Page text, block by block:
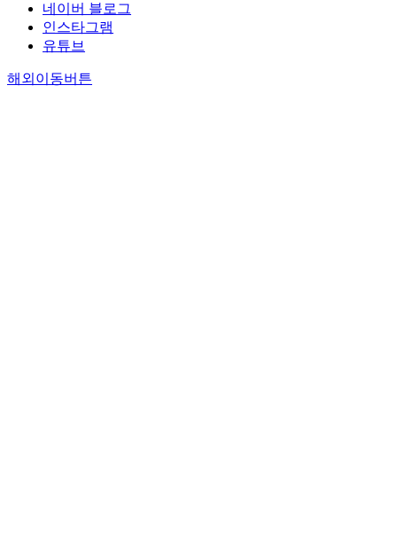
네이버 블로그
인스타그램
유튜브
해외이동버튼